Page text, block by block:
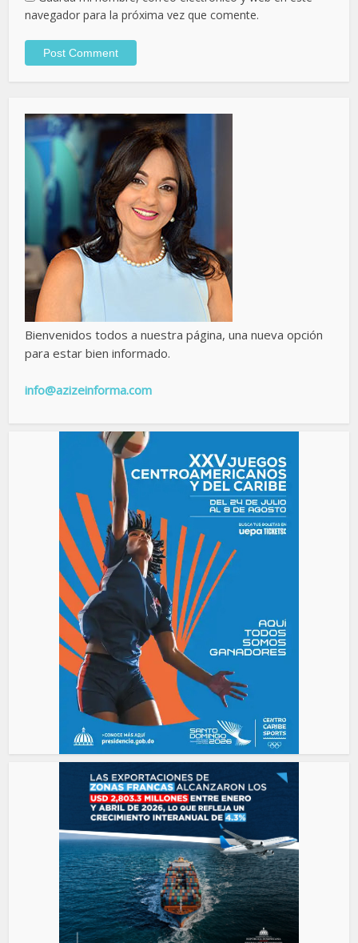
navegador para la próxima vez que comente.
Bienvenidos todos a nuestra página, una nueva opción
para estar bien informado.
info@azizeinforma.com